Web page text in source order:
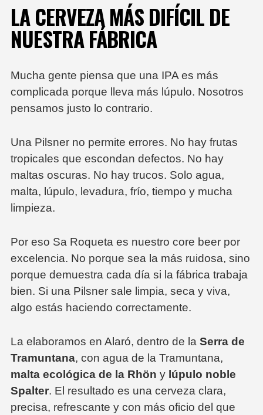
LA CERVEZA MÁS DIFÍCIL DE
NUESTRA FÁBRICA
Mucha gente piensa que una IPA es más
complicada porque lleva más lúpulo. Nosotros
pensamos justo lo contrario.
Una Pilsner no permite errores. No hay frutas
tropicales que escondan defectos. No hay
maltas oscuras. No hay trucos. Solo agua,
malta, lúpulo, levadura, frío, tiempo y mucha
limpieza.
Por eso Sa Roqueta es nuestro core beer por
excelencia. No porque sea la más ruidosa, sino
porque demuestra cada día si la fábrica trabaja
bien. Si una Pilsner sale limpia, seca y viva,
algo estás haciendo correctamente.
La elaboramos en Alaró, dentro de la Serra de
Tramuntana, con agua de la Tramuntana,
malta ecológica de la Rhön y lúpulo noble
Spalter. El resultado es una cerveza clara,
precisa, refrescante y con más oficio del que